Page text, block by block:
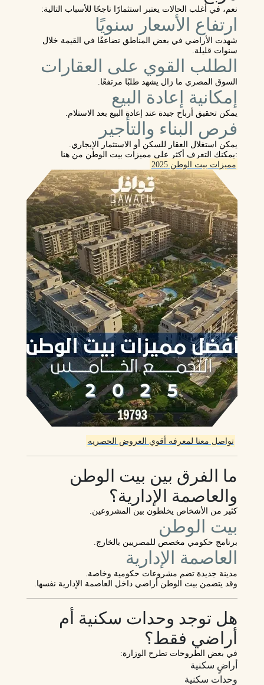
نعم، في أغلب الحالات يعتبر استثمارًا ناجحًا للأسباب التالية:
ارتفاع الأسعار سنويًا
شهدت الأراضي في بعض المناطق تضاعفًا في القيمة خلال
سنوات قليلة.
الطلب القوي على العقارات
السوق المصري ما زال يشهد طلبًا مرتفعًا.
إمكانية إعادة البيع
يمكن تحقيق أرباح جيدة عند إعادة البيع بعد الاستلام.
فرص البناء والتأجير
يمكن استغلال العقار للسكن أو الاستثمار الإيجاري.
:يمكنك التعرف أكثر علي مميزات بيت الوطن من هنا
مميزات بيت الوطن 2025
تواصل معنا لمعرفه أقوي العروض الحصريه
ما الفرق بين بيت الوطن
والعاصمة الإدارية؟
كثير من الأشخاص يخلطون بين المشروعين.
بيت الوطن
برنامج حكومي مخصص للمصريين بالخارج.
العاصمة الإدارية
مدينة جديدة تضم مشروعات حكومية وخاصة.
وقد يتضمن بيت الوطن أراضي داخل العاصمة الإدارية نفسها.
هل توجد وحدات سكنية أم
أراضي فقط؟
في بعض الطروحات تطرح الوزارة:
أراضٍ سكنية
وحدات سكنية